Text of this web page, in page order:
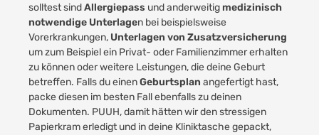
solltest sindAllergiepass und anderweitig medizinisch
notwendige Unterlagen bei beispielsweise
Vorerkrankungen, Unterlagen von Zusatzversicherung
um zum Beispiel ein Privat- oder Familienzimmer erhalten
zu können oder weitere Leistungen, die deine Geburt
betreffen. Falls du einenGeburtsplan angefertigt hast,
packe diesen im besten Fall ebenfalls zu deinen
Dokumenten. PUUH, damit hätten wir den stressigen
Papierkram erledigt und in deine Kliniktasche gepackt,